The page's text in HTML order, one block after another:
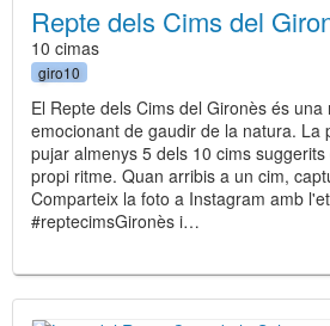
Repte dels Cims del
10 cimas
giro10
El Repte dels Cims del Gironès és
emocionant de gaudir de la natura. La
pujar almenys 5 dels 10 cims
propi ritme. Quan arribis a un cim,
Comparteix la foto a Instagram amb
#reptecimsGironès i…